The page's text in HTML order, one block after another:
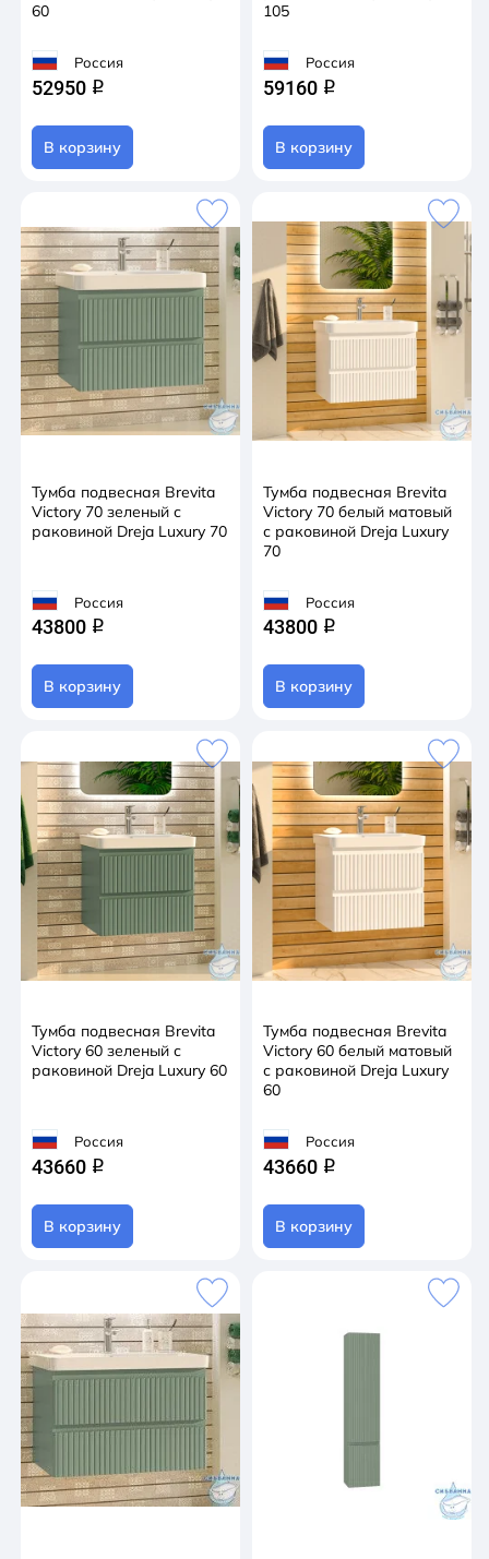
60
Россия
52950 q
В корзину
105
Россия
59160 q
В корзину
Тумба подвесная Brevita
Victory 70 зеленый с
раковиной Dreja Luxury 70
Россия
43800 q
В корзину
Тумба подвесная Brevita
Victory 70 белый матовый
с раковиной Dreja Luxury
70
Россия
43800 q
В корзину
Тумба подвесная Brevita
Victory 60 зеленый с
раковиной Dreja Luxury 60
Россия
43660 q
В корзину
Тумба подвесная Brevita
Victory 60 белый матовый
с раковиной Dreja Luxury
60
Россия
43660 q
В корзину